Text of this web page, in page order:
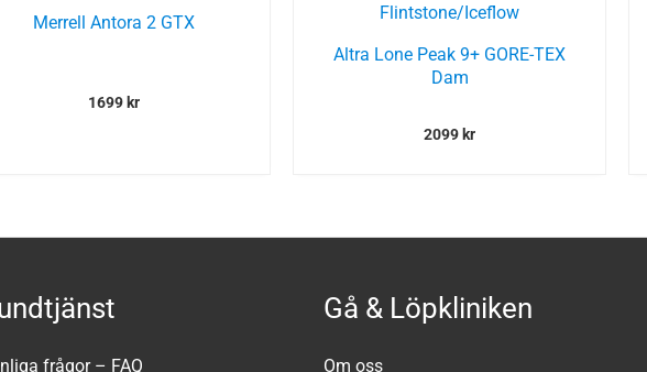
Merrell Antora 2 GTX
1699 kr
Altra Lone Peak 9+ GORE-TEX
Dam
2099 kr
frågor – FAQ
Gå & Löpkliniken
Om oss